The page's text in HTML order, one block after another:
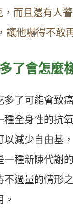
，而且還有人
讓他嚇得不敢
了會怎麼
多了可能會致
種全身性的抗
以減少自由基
一種新陳代謝
不過量的情形